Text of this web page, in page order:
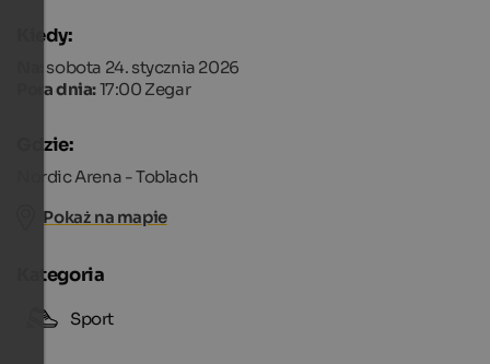
Kiedy:
sobota 24. stycznia 2026
Pora dnia:17:00 Zegar
Gdzie:
Nordic Arena - Toblach
Pokaż na mapie
Kategoria
Sport